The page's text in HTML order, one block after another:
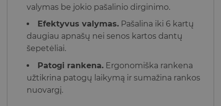
valymas be jokio pašalinio dirginimo.
Efektyvus valymas. Pašalina iki 6 kartų
daugiau apnašų nei senos kartos dantų
šepetėliai.
Patogi rankena. Ergonomiška rankena
užtikrina patogų laikymą ir sumažina rankos
nuovargį.